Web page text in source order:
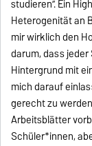
studieren”. Ein
Heterogenität an
mir wirklich den
darum, dass
Hintergrund mit
mich darauf
gerecht zu
Arbeitsblätter
Schüler*innen,